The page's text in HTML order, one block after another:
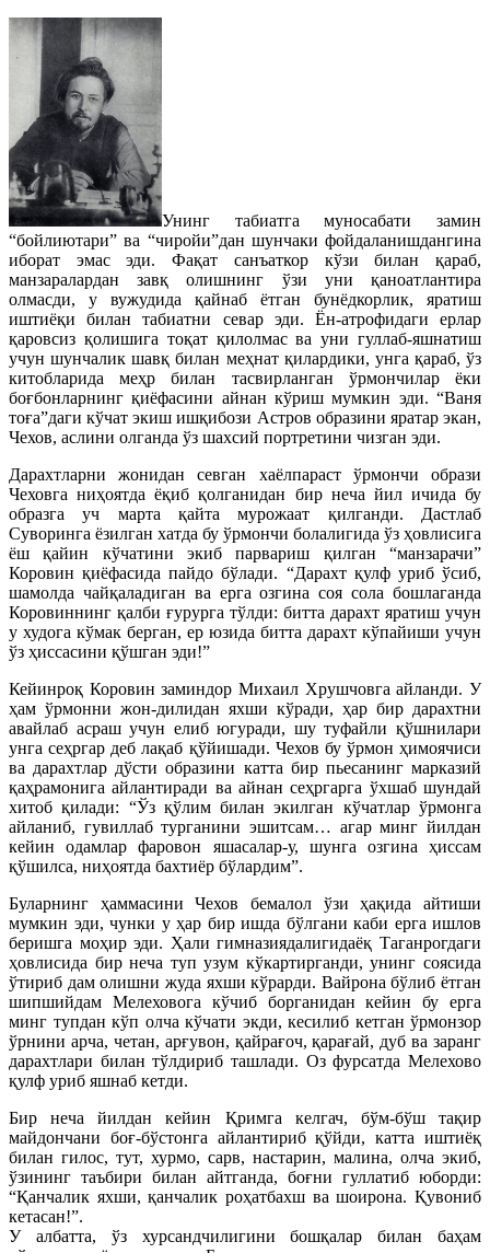
Унинг табиатга муносабати замин
“бойлиютари” ва “чиройи”дан шунчаки фойдаланишдангина
иборат эмас эди. Фақат санъаткор кўзи билан қараб,
манзаралардан завқ олишнинг ўзи уни қаноатлантира
олмасди, у вужудида қайнаб ётган бунёдкорлик, яратиш
иштиёқи билан табиатни севар эди. Ён-атрофидаги ерлар
қаровсиз қолишига тоқат қилолмас ва уни гуллаб-яшнатиш
учун шунчалик шавқ билан меҳнат қилардики, унга қараб, ўз
китобларида меҳр билан тасвирланган ўрмончилар ёки
боғбонларнинг қиёфасини айнан кўриш мумкин эди. “Ваня
тоға”даги кўчат экиш ишқибози Астров образини яратар экан,
Чехов, аслини олганда ўз шахсий портретини чизган эди.
Дарахтларни жонидан севган хаёлпараст ўрмончи образи
Чеховга ниҳоятда ёқиб қолганидан бир неча йил ичида бу
образга уч марта қайта мурожаат қилганди. Дастлаб
Суворинга ёзилган хатда бу ўрмончи болалигида ўз ҳовлисига
ёш қайин кўчатини экиб парвариш қилган “манзарачи”
Коровин қиёфасида пайдо бўлади. “Дарахт қулф уриб ўсиб,
шамолда чайқаладиган ва ерга озгина соя сола бошлаганда
Коровиннинг қалби ғурурга тўлди: битта дарахт яратиш учун
у худога кўмак берган, ер юзида битта дарахт кўпайиши учун
ўз ҳиссасини қўшган эди!”
Кейинроқ Коровин заминдор Михаил Хрушчовга айланди. У
ҳам ўрмонни жон-дилидан яхши кўради, ҳар бир дарахтни
авайлаб асраш учун елиб югуради, шу туфайли қўшнилари
унга сеҳргар деб лақаб қўйишади. Чехов бу ўрмон ҳимоячиси
ва дарахтлар дўсти образини катта бир пьесанинг марказий
қаҳрамонига айлантиради ва айнан сеҳргарга ўхшаб шундай
хитоб қилади: “Ўз қўлим билан экилган кўчатлар ўрмонга
айланиб, гувиллаб турганини эшитсам… агар минг йилдан
кейин одамлар фаровон яшасалар-у, шунга озгина ҳиссам
қўшилса, ниҳоятда бахтиёр бўлардим”.
Буларнинг ҳаммасини Чехов бемалол ўзи ҳақида айтиши
мумкин эди, чунки у ҳар бир ишда бўлгани каби ерга ишлов
беришга моҳир эди. Ҳали гимназиядалигидаёқ Таганрогдаги
ҳовлисида бир неча туп узум кўкартирганди, унинг соясида
ўтириб дам олишни жуда яхши кўрарди. Вайрона бўлиб ётган
шипшийдам Мелеховога кўчиб борганидан кейин бу ерга
минг тупдан кўп олча кўчати экди, кесилиб кетган ўрмонзор
ўрнини арча, четан, арғувон, қайрағоч, қарағай, дуб ва заранг
дарахтлари билан тўлдириб ташлади. Оз фурсатда Мелехово
қулф уриб яшнаб кетди.
Бир неча йилдан кейин Қримга келгач, бўм-бўш тақир
майдончани боғ-бўстонга айлантириб қўйди, катта иштиёқ
билан гилос, тут, хурмо, сарв, настарин, малина, олча экиб,
ўзининг таъбири билан айтганда, боғни гуллатиб юборди:
“Қанчалик яхши, қанчалик роҳатбахш ва шоирона. Қувониб
кетасан!”.
У албатта, ўз хурсандчилигини бошқалар билан баҳам